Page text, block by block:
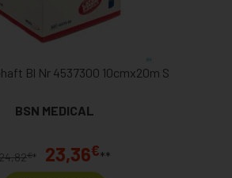
Bl Nr 4537300 10cmx20m S
BSN MEDICAL
€* 23,36€**